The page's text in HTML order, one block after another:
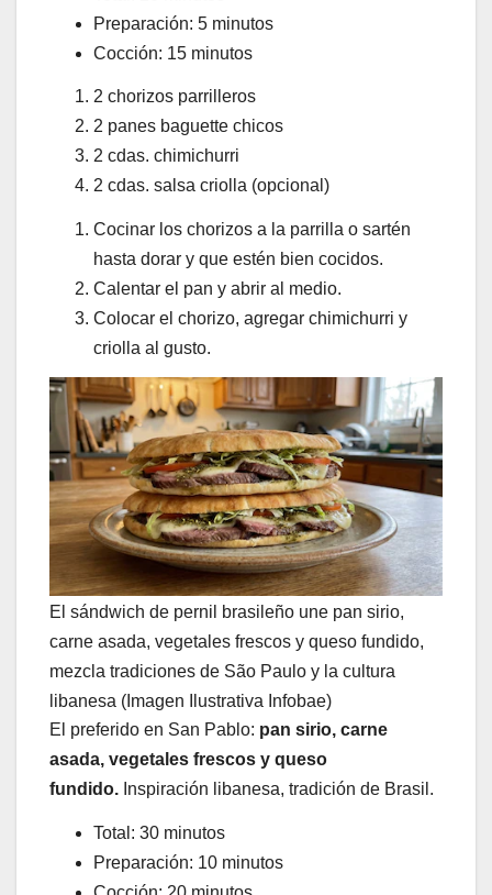
Preparación: 5 minutos
Cocción: 15 minutos
2 chorizos parrilleros
2 panes baguette chicos
2 cdas. chimichurri
2 cdas. salsa criolla (opcional)
Cocinar los chorizos a la parrilla o sartén
hasta dorar y que estén bien cocidos.
Calentar el pan y abrir al medio.
Colocar el chorizo, agregar chimichurri y
criolla al gusto.
El sándwich de pernil brasileño une pan sirio,
carne asada, vegetales frescos y queso fundido,
mezcla tradiciones de São Paulo y la cultura
libanesa (Imagen Ilustrativa Infobae)
El preferido en San Pablo: pan sirio, carne
asada, vegetales frescos y queso
fundido. Inspiración libanesa, tradición de Brasil.
Total: 30 minutos
Preparación: 10 minutos